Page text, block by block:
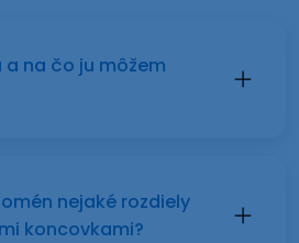
na čo ju môžem
nejaké rozdiely
koncovkami?